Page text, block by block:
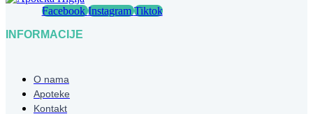
Facebook Instagram Tiktok
INFORMACIJE
O nama
Apoteke
Kontakt